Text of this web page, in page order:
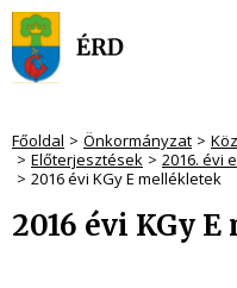
Főoldal Önkormányzat
Előterjesztések
2016. évi
2016 évi KGy E mellékletek
2016 évi KGy